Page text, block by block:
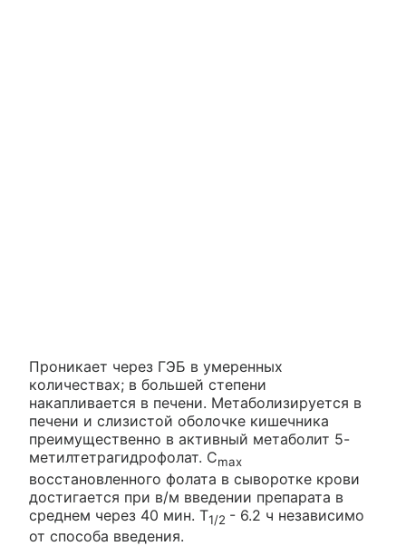
Проникает через ГЭБ в умеренных
количествах; в большей степени
накапливается в печени. Метаболизируется в
печени и слизистой оболочке кишечника
преимущественно в активный метаболит 5-
метилтетрагидрофолат. Cmax
восстановленного фолата в сыворотке крови
достигается при в/м введении препарата в
среднем через 40 мин. T1/2 - 6.2 ч независимо
от способа введения.